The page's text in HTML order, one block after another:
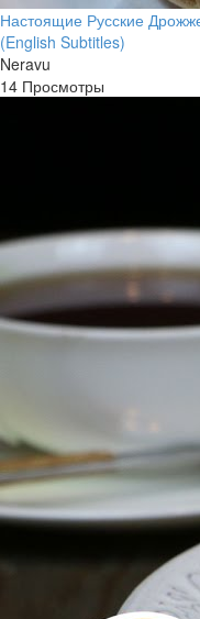
Настоящие Русские
(English Subtitles)
Neravu
14 Просмотры